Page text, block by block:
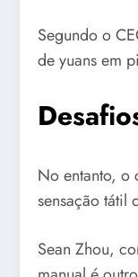
Segundo o
de yuans em
No entanto, o
sensação tátil
Sean Zhou,